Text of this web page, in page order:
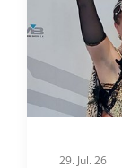
29. Jul. 26